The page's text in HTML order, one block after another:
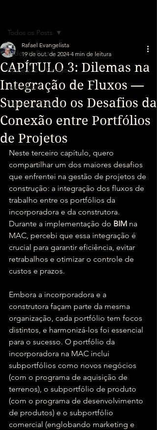
Todos os Posts
Processos e Gestão
Tecnologia
Pessoas e Políticas
Todos os Posts
CAPÍTULO 3: Dilemas na
Integração de Fluxos —
Superando os Desafios da
Conexão entre Portfólios
de Projetos
Rafael Evangelista
19 de out. de 2024 4 min de leitura
Neste terceiro capítulo, quero
compartilhar um dos maiores desafios
que enfrentei na gestão de projetos de
construção: a integração dos fluxos de
trabalho entre os portfólios da
incorporadora e da construtora.
Durante a implementação do BIM na
MAC, percebi que essa integração é
crucial para garantir eficiência, evitar
retrabalhos e otimizar o controle de
custos e prazos.
Embora a incorporadora e a
construtora façam parte da mesma
organização, cada portfólio tem focos
distintos, e harmonizá-los foi essencial
para o sucesso. O portfólio da
incorporadora na MAC inclui
subportfólios como novos negócios
(com o programa de aquisição de
terrenos), o subportfólio de produto
(com o programa de desenvolvimento
de produtos) e o subportfólio
comercial (englobando marketing e